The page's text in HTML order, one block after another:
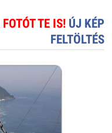
TE IS! ÚJ KÉP
FELTÖLTÉS